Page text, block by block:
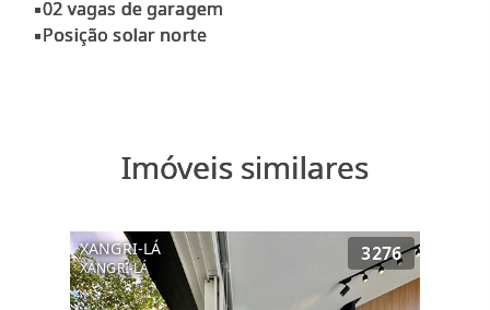
▪02 vagas de garagem
Imóveis similares
XANGRI-LÁ
XANGRI-LÁ
3276